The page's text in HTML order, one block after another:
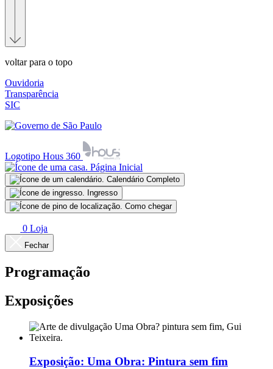
voltar para o topo
Ouvidoria
Transparência
SIC
Logotipo Hous 360
Página Inicial
Calendário Completo
Ingresso
Como chegar
0 Loja
Fechar
Programação
Exposições
Exposição: Uma Obra: Pintura sem fim